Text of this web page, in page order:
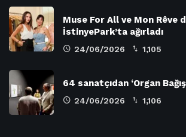
Muse For All ve Mon Rêve
İstinyePark’ta ağırladı
24/06/2026 1,105
64 sanatçıdan ‘Organ
24/06/2026 1,106